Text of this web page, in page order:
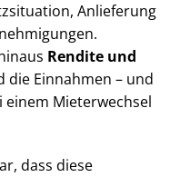
Anlieferung
Rendite und
die Einnahmen – und
einem Mieterwechsel
dass diese